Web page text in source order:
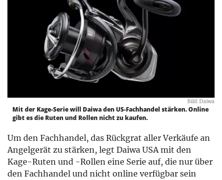
Bild: Daiwa
Mit der Kage-Serie will Daiwa den US-Fachhandel stärken. Online
gibt es die Ruten und Rollen nicht zu kaufen.
Um den Fachhandel, das Rückgrat aller Verkäufe an
Angelgerät zu stärken, legt Daiwa USA mit den
Kage-Ruten und -Rollen eine Serie auf, die nur über
den Fachhandel und nicht online verfügbar sein